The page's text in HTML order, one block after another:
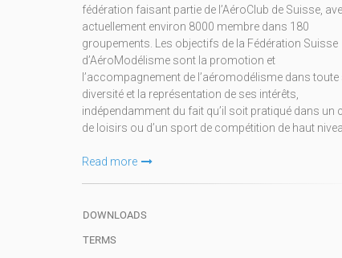
fédération faisant partie de l’AéroClub de Suisse,
actuellement environ 8000 membre dans 180
groupements. Les objectifs de la Fédération Suisse
d’AéroModélisme sont la promotion et
l’accompagnement de l’aéromodélisme dans toute
diversité et la représentation de ses intérêts,
indépendamment du fait qu’il soit pratiqué dans un
de loisirs ou d’un sport de compétition de haut
Read more
DOWNLOADS
TERMS